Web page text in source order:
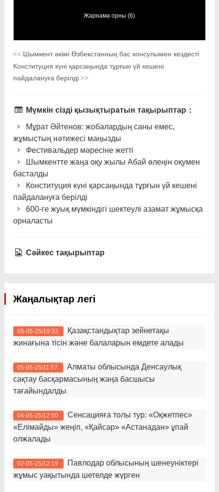
Жарнама орны (6)
<<Шымкент әкімі Өзбекстанның бас консулымен кездесті
Конституция күні қарсаңында тұрғын үй кешені
пайдалануға берілді >>
Мүмкін сізді қызықтыратын тақырыптар：
Мұрат Әйтенов: жобалардың саны емес,
жұмыстың нәтижесі маңызды
Фестивальдер мәресіне жетті
Шымкентте жаңа оқу жылы Абай өлеңін оқумен
басталды
Конституция күні қарсаңында тұрғын үй кешені
пайдалануға берілді
600-ге жуық мүмкіндігі шектеулі азамат жұмысқа
орналасты
Сәйкес тақырыптар
Жаңалықтар легі
05-05-25/19:33
Қазақстандықтар зейнетақы
жинағына тісін және балаларын емдете алады
05-05-25/11:57
Алматы облысында Денсаулық
сақтау басқармасының жаңа басшысы
тағайындалды
04-05-25/12:00
Сенсацияға толы тур: «Оқжетпес»
«Елімайды» жеңіп, «Қайсар» «Астанадан» ұпай
олжалады
02-05-25/12:19
Павлодар облысының шенеуніктері
жұмыс уақытында шетелде жүрген